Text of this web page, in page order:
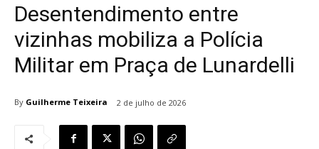
Desentendimento entre
vizinhas mobiliza a Polícia
Militar em Praça de Lunardelli
By Guilherme Teixeira 2 de julho de 2026